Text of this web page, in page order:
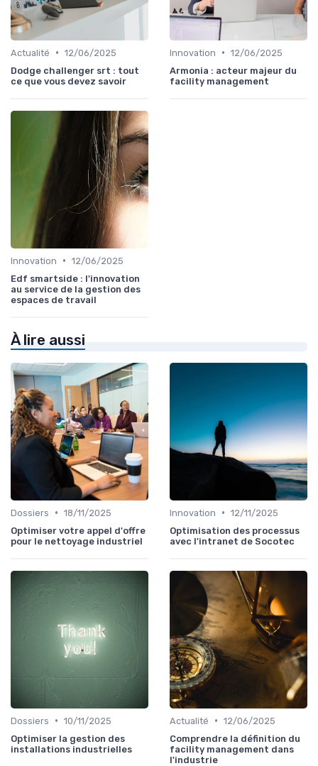
Actualité • 12/06/2025
Dodge challenger srt : tout
ce que vous devez savoir
Innovation • 12/06/2025
Armonia : acteur majeur du
facility management
Innovation • 12/06/2025
Edf smartside : l'innovation
au service de la gestion des
espaces de travail
À lire aussi
Dossiers • 18/11/2025
Optimiser votre appel d'offre
pour le nettoyage industriel
Innovation • 12/11/2025
Optimisation des processus
avec l'intranet de Socotec
Dossiers • 10/11/2025
Optimiser la gestion des
installations industrielles
Actualité • 12/06/2025
Comprendre la définition du
facility management dans
l'industrie